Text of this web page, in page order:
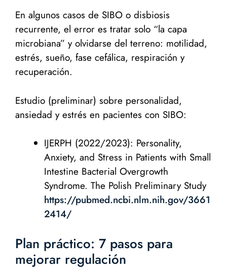
En algunos casos de SIBO o disbiosis
recurrente, el error es tratar solo “la capa
microbiana” y olvidarse del terreno: motilidad,
estrés, sueño, fase cefálica, respiración y
recuperación.
Estudio (preliminar) sobre personalidad,
ansiedad y estrés en pacientes con SIBO:
IJERPH (2022/2023): Personality,
Anxiety, and Stress in Patients with Small
Intestine Bacterial Overgrowth
Syndrome. The Polish Preliminary Study
https://pubmed.ncbi.nlm.nih.gov/3661
2414/
Plan práctico: 7 pasos para
mejorar regulación